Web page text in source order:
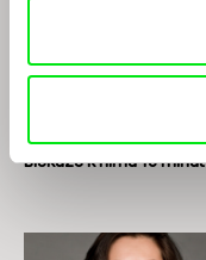
Vít Klusák
Diskuze k filmu 13 minut